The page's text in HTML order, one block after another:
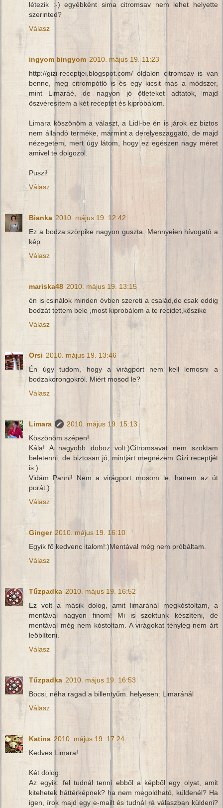
létezik :-) egyébként sima citromsav nem lehet helyette
szerinted?
Válasz
ingyom bingyom 2010. május 19. 11:23
http://gizi-receptjei.blogspot.com/ oldalon citromsav is van
benne, meg citrompótló is és egy kicsit más a módszer,
mint Limaráé, de nagyon jó ötleteket adtatok, majd
öszvéresítem a két receptet és kipróbálom.
Limara köszönöm a választ, a Lidl-be én is járok ez biztos
nem állandó terméke, mármint a derelyeszaggató, de majd
nézegetem, mert úgy látom, hogy ez egészen nagy méret
amivel te dolgozol.
Puszi!
Válasz
Bianka 2010. május 19. 12:42
Ez a bodza szörpike nagyon guszta. Mennyeien hívogató a
kép
Válasz
mariska48 2010. május 19. 13:15
én is csinálok minden évben szereti a család,de csak eddig
bodzát tettem bele ,most kiprobálom a te recidet,köszike
Válasz
Orsi 2010. május 19. 13:46
Én úgy tudom, hogy a virágport nem kell lemosni a
bodzakorongokról. Miért mosod le?
Válasz
Limara
2010. május 19. 15:13
Köszönöm szépen!
Kála! A nagyobb doboz volt:)Citromsavat nem szoktam
beletenni, de biztosan jó, mintjárt megnézem Gizi receptjét
is:)
Vidám Panni! Nem a virágport mosom le, hanem az út
porát:)
Válasz
Ginger 2010. május 19. 16:10
Egyik fő kedvenc italom!:)Mentával még nem próbáltam.
Válasz
Tűzpadka 2010. május 19. 16:52
Ez volt a másik dolog, amit limaránál megkóstoltam, a
mentával nagyon finom! Mi is szoktunk készíteni, de
mentával még nem kóstoltam. A virágokat tényleg nem árt
leöblíteni.
Válasz
Tűzpadka 2010. május 19. 16:53
Bocsi, néha ragad a billentyűm. helyesen: Limaránál
Válasz
Katina 2010. május 19. 17:24
Kedves Limara!
Két dolog:
Az egyik: fel tudnál tenni ebből a képből egy olyat, amit
kitehetek háttérképnek? ha nem megoldható, küldenél? Ha
igen, írok majd egy e-mailt és tudnál rá válaszban küldeni?